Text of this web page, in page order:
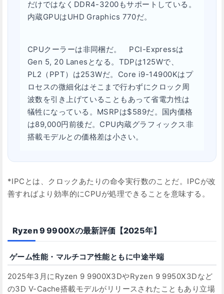
だけではなくDDR4-3200もサポートしている。
内蔵GPUはUHD Graphics 770だ。
CPUクーラーは非同梱だ。 PCI-Expressは
Gen 5, 20 Lanesとなる。TDPは125Wで、
PL2（PPT）は253Wだ。Core i9-14900Kはプ
ロセスの微細化はそこまで行わずにクロック周
波数を引き上げていることもあって省電力性は
犠牲になっている。MSRPは$589だ。国内価格
は89,000円前後だ。CPU内蔵グラフィックス非
搭載モデルとの価格差は小さい。
*IPCとは、クロックあたりの命令実行数のことだ。IPCが改
善すればより効率的にCPUが処理できることを意味する。
Ryzen 9 9900Xの最新評価【2025年】
ゲーム性能・マルチコア性能ともに中途半端
2025年3月にRyzen 9 9900X3DやRyzen 9 9950X3Dなど
の3D V-Cache搭載モデルがリリースされたこともあり立場